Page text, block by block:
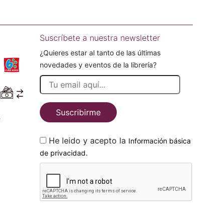
Suscríbete a nuestra newsletter
¿Quieres estar al tanto de las últimas
novedades y eventos de la librería?
Suscribirme
He leido y acepto la Información básica
de privacidad.